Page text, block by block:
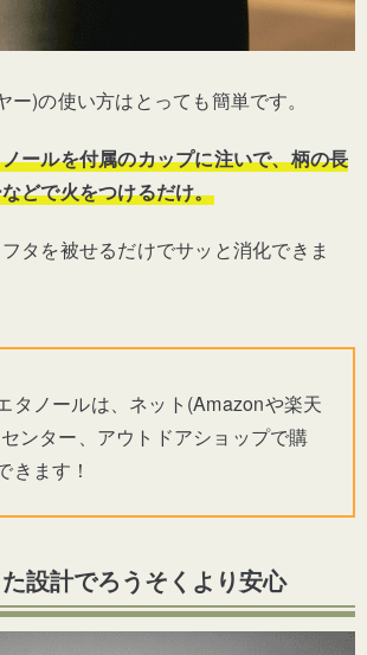
ー)の使い方はとっても簡単です。
ールを付属のカップに注いで、柄の長
どで火をつけるだけ。
タを被せるだけでサッと消化できま
タノールは、ネット(Amazonや楽天
ンター、アウトドアショップで購
きます！
設計でろうそくより安心